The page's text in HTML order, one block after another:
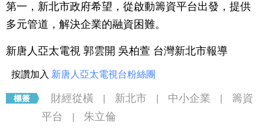
第一，新北市政府希望，從啟動籌資平台出發，提供
多元管道，解決企業的融資困難。
新唐人亞太電視 郭雲開 吳柏萱 台灣新北市報導
按讚加入 新唐人亞太電視台粉絲團
財經從橫 新北市 中小企業
籌資
平台
朱立倫